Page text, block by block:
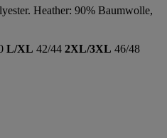
Heather: 90% Baumwolle,
L/XL 42/44 2XL/3XL 46/48